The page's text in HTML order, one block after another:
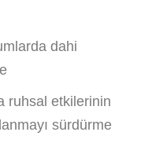
dahi
ruhsal etkilerinin
sürdürme